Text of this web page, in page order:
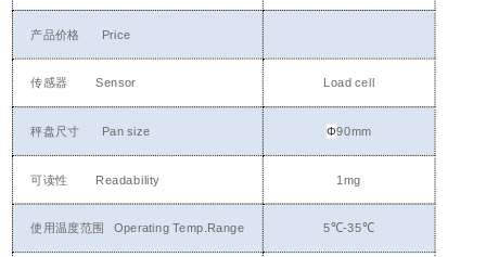
产品价格 Price
传感器 Sensor Load cell
秤盘尺寸 Pan size Φ90mm
可读性 Readability 1mg
使用温度范围 Operating Temp.Range 5℃-35℃